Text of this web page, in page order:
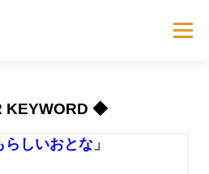
メニュー
お問い合わせ
KEYWORD ◆
らしいおとな 」